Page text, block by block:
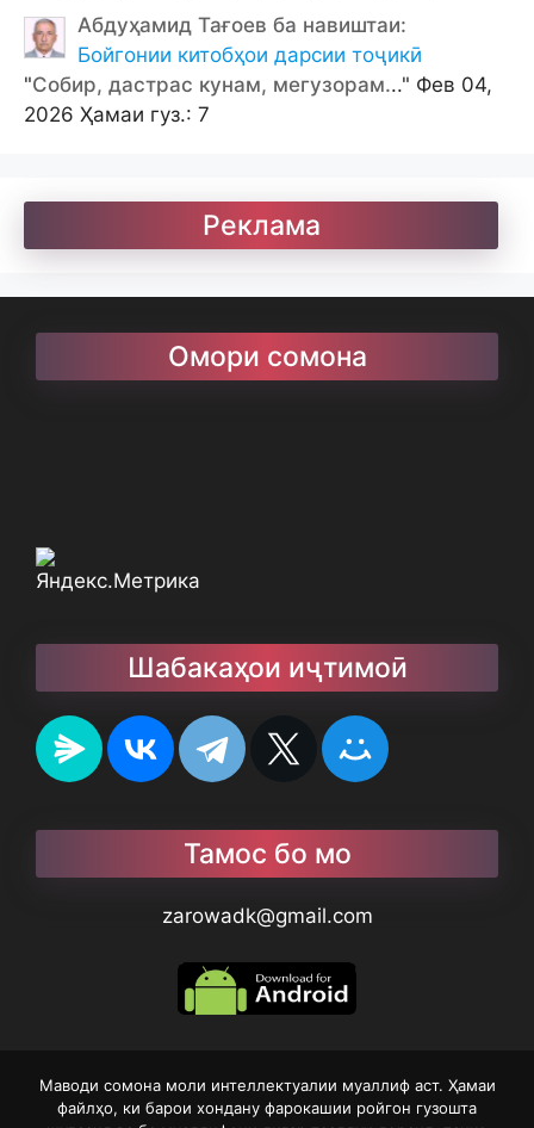
Абдуҳамид Тағоев ба навиштаи:
Бойгонии китобҳои дарсии тоҷикӣ
"Собир, дастрас кунам, мегузорам..." Фев 04,
2026 Ҳамаи гуз.: 7
Реклама
Омори сомона
Шабакаҳои иҷтимоӣ
Тамос бо мо
zarowadk@gmail.com
Маводи сомона моли интеллектуалии муаллиф аст. Ҳамаи
файлҳо, ки барои хондану фарокашии ройгон гузошта